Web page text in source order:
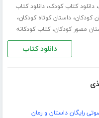
،دانلود کتاب کودک،دانلود کتاب
کودکان،داستان کوتاه کودکان،
مصور کودکان،کتاب کودکانه
دانلود کتاب
رایگان داستان و رمان